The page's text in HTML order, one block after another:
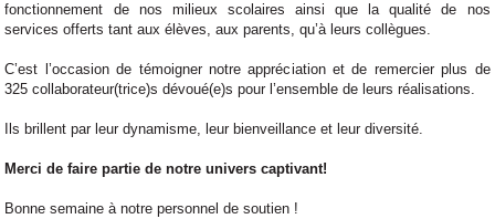
fonctionnement de nos milieux scolaires ainsi que la qualité de nos
services offerts tant aux élèves, aux parents, qu’à leurs collègues.
C’est l’occasion de témoigner notre appréciation et de remercier plus de
325 collaborateur(trice)s dévoué(e)s pour l’ensemble de leurs réalisations.
Ils brillent par leur dynamisme, leur bienveillance et leur diversité.
Merci de faire partie de notre univers captivant!
Bonne semaine à notre personnel de soutien !